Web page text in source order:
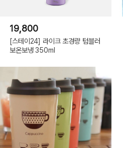
19,800
[스테이24] 라이크 초경량 텀블러
보온보냉 350ml